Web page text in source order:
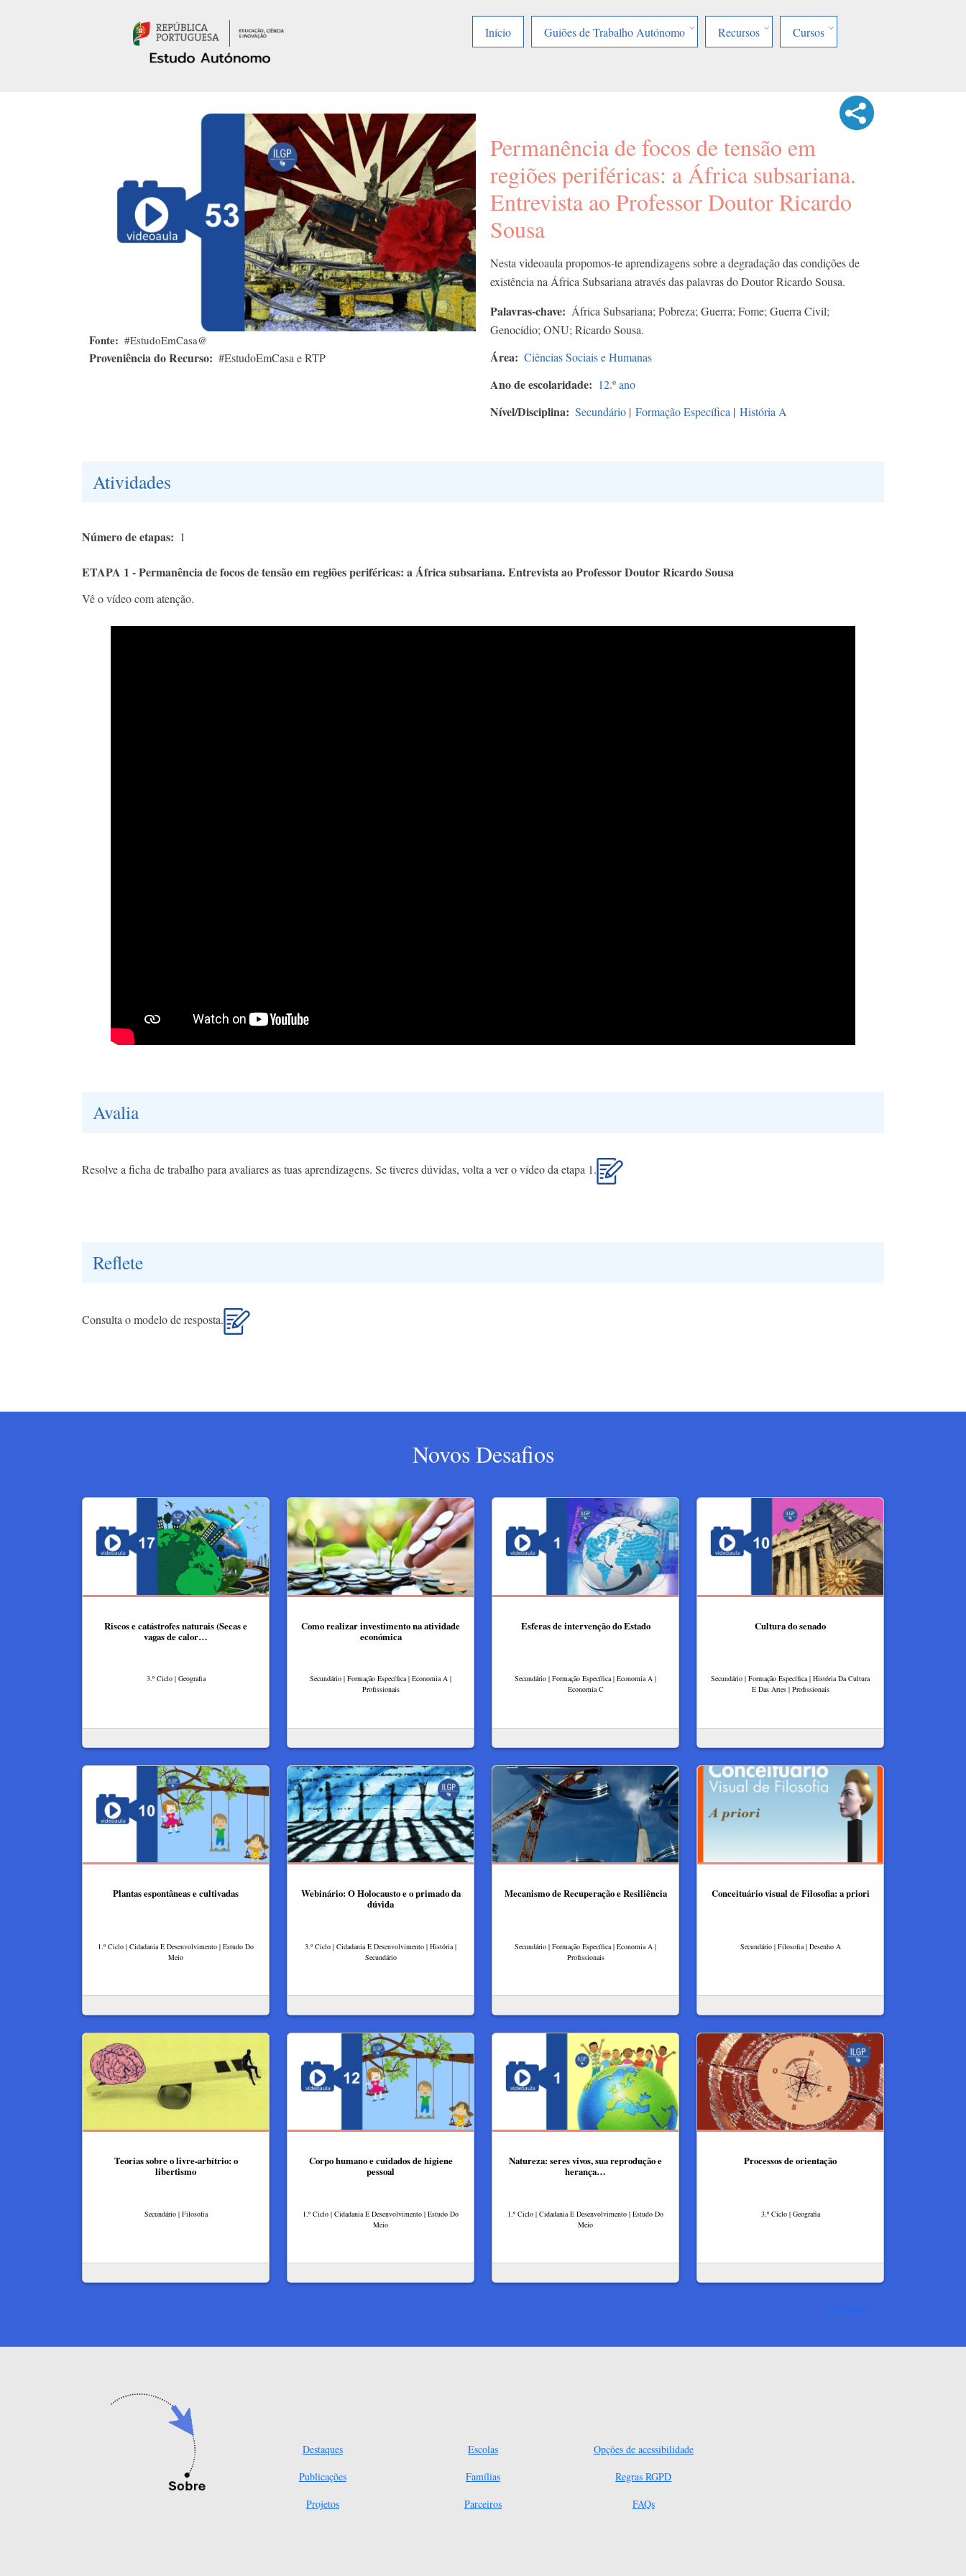
Início
Guiões de Trabalho Autónomo Recursos Cursos
Fonte #EstudoEmCasa@
Proveniência do Recurso #EstudoEmCasa e RTP
Permanência de focos de tensão em
regiões periféricas: a África subsariana.
Entrevista ao Professor Doutor Ricardo
Sousa
Nesta videoaula propomos-te aprendizagens sobre a degradação das condições de
existência na África Subsariana através das palavras do Doutor Ricardo Sousa.
Palavras-chave
África Subsariana; Pobreza; Guerra; Fome; Guerra Civil;
Genocídio; ONU; Ricardo Sousa.
Área Ciências Sociais e Humanas
Ano de escolaridade 12.º ano
Nível/Disciplina Secundário | Formação Específica | História A
Atividades
Número de etapas 1
ETAPA 1 - Permanência de focos de tensão em regiões periféricas: a África subsariana. Entrevista ao Professor Doutor Ricardo Sousa
Vê o vídeo com atenção.
Avalia
Resolve a ficha de trabalho para avaliares as tuas aprendizagens. Se tiveres dúvidas, volta a ver o vídeo da etapa 1.
Reflete
Consulta o modelo de resposta.
Novos Desafios
Riscos e catástrofes naturais (Secas e
vagas de calor…
3.º Ciclo | Geografia
Como realizar investimento na atividade
económica
Secundário | Formação Específica | Economia A |
Profissionais
Esferas de intervenção do Estado
Secundário | Formação Específica | Economia A |
Economia C
Cultura do senado
Secundário | Formação Específica | História Da Cultura
E Das Artes | Profissionais
Plantas espontâneas e cultivadas
1.º Ciclo | Cidadania E Desenvolvimento | Estudo Do
Meio
Webinário: O Holocausto e o primado da
dúvida
3.º Ciclo | Cidadania E Desenvolvimento | História |
Secundário
Mecanismo de Recuperação e Resiliência
Secundário | Formação Específica | Economia A |
Profissionais
Conceituário visual de Filosofia: a priori
Secundário | Filosofia | Desenho A
Teorias sobre o livre-arbítrio: o
libertismo
Secundário | Filosofia
Corpo humano e cuidados de higiene
pessoal
1.º Ciclo | Cidadania E Desenvolvimento | Estudo Do
Meio
Natureza: seres vivos, sua reprodução e
herança…
1.º Ciclo | Cidadania E Desenvolvimento | Estudo Do
Meio
Processos de orientação
3.º Ciclo | Geografia
Ver mais
Destaques
Publicações
Projetos
Escolas
Famílias
Parceiros
Opções de acessibilidade
Regras RGPD
FAQs